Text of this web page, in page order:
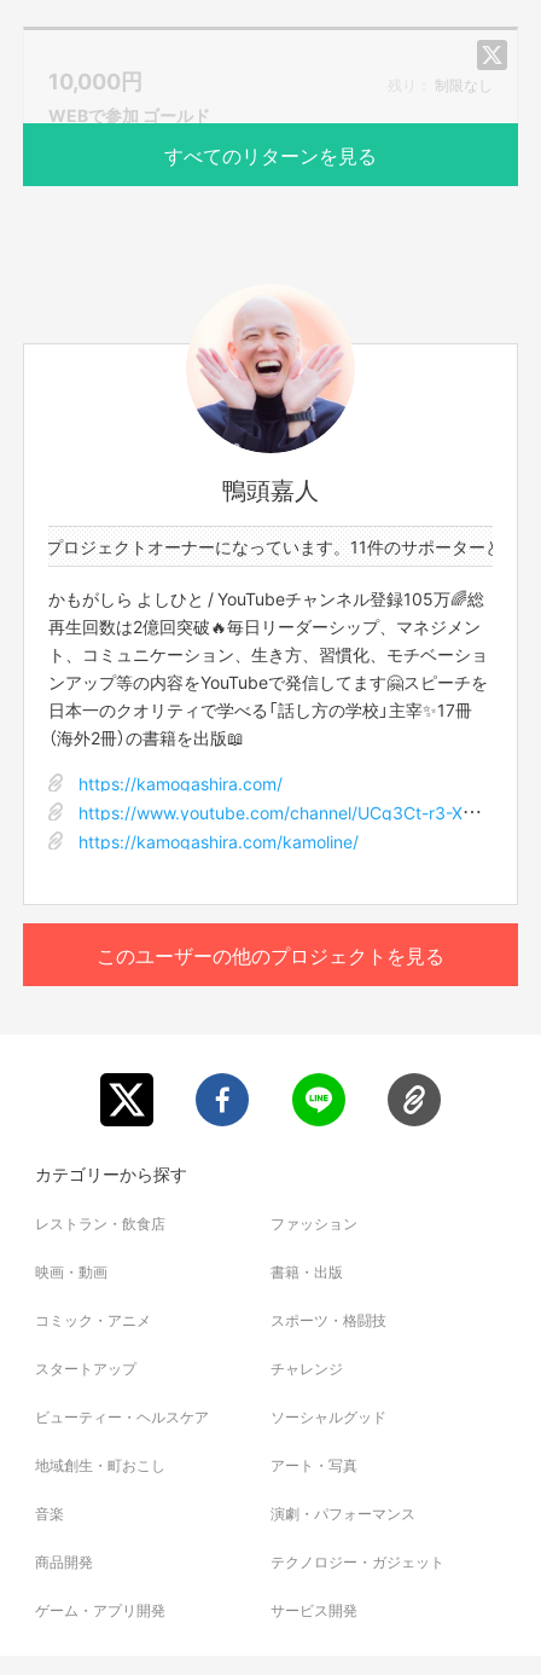
今回のコラボ講演が決まりました！
今、不要不急という言葉が
私たちの周りでささやかれています
僕には憤りがあります。
コミュニケーションを減らしましょう
とか…
不要不急なことをやめましょう
って言い始めたことに対する憤りです。
死んだように生きよう
確かにエンターテイメントは不要不急である。
でも、僕はこう思っています！！
鴨頭嘉人
プロジェクトオーナーになっています。11件のサポーターと3件の
かもがしら よしひと / YouTubeチャンネル登録105万🌈総
再生回数は2億回突破🔥毎日リーダーシップ、マネジメン
ト、コミュニケーション、生き方、習慣化、モチベーショ
ンアップ等の内容をYouTubeで発信してます🤗スピーチを
日本一のクオリティで学べる「話し方の学校」主宰✨17冊
（海外2冊）の書籍を出版📖
https://kamogashira.com/
https://www.youtube.com/channel/UCq3Ct-r3-XbGxDiG7BGu2dQ
https://kamogashira.com/kamoline/
■ライブ配信に参加できない方は、11月4日(日) 23：59ま
■限定リンクは、支援者の方にSILKHATのメッセージ機能
を使ってお知らせします。講演会開始3時間前までにはお
知らせしますので、メッセージのご確認をお願いします。
■他の方に限定リンクを共有されることは禁止です。
10,000円 残り： 制限なし
WEBで参加 ゴールド
2020年10月
① オンライン視聴
② お礼動画視聴【録画】
③ 舞台裏（楽屋）㊙トーク映像視聴 【録画】
④ コラボ講演当日 密着メイキング動画視聴【録画】
⑤ エンドロールのspecial thanksの中に大きく名前を記
載
⑥ 映画『えんとつ町のプペル』鑑賞券を子供5名にプレゼ
■10月25日(日)14時からコラボ講演をライブ配信をしま
す。
■ライブ配信は「Vimeo」という配信システムを使用してお
届けいたします。限定リンクをクリックするだけで動画を
見ることができるため、アプリのダウンロードは必要あり
■ライブ配信に参加できない方は、11月4日(日) 23：59ま
で視聴できますので、後日ゆっくりご覧いただけます。
■限定リンクは、支援者の方にSILKHATのメッセージ機能
■他の方に限定リンクを共有されることは禁止です。
ネーム等も可)をご記入ください。
もっと見る
このリターンを購入する
すべてのリターンを見る
このユーザーの他のプロジェクトを見る
カテゴリーから探す
レストラン・飲食店 ファッション
映画・動画 書籍・出版
コミック・アニメ スポーツ・格闘技
スタートアップ チャレンジ
ビューティー・ヘルスケア ソーシャルグッド
地域創生・町おこし アート・写真
音楽 演劇・パフォーマンス
商品開発 テクノロジー・ガジェット
ゲーム・アプリ開発 サービス開発